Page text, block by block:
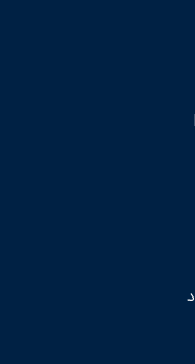
اقتصاد را با رویکردی